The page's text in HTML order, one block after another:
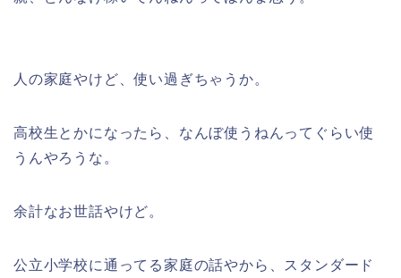
人の家庭やけど、使い過ぎちゃうか。
高校生とかになったら、なんぼ使うねんってぐらい使
うんやろうな。
余計なお世話やけど。
公立小学校に通ってる家庭の話やから、スタンダード